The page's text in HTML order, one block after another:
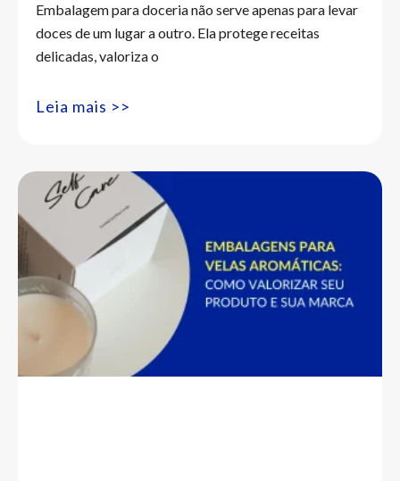
Embalagem para doceria não serve apenas para levar
doces de um lugar a outro. Ela protege receitas
delicadas, valoriza o
Leia mais >>